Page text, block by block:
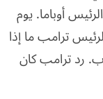
إدارة الرئيس أوباما. يوم
ترامب ما إذا
رد ترامب كان